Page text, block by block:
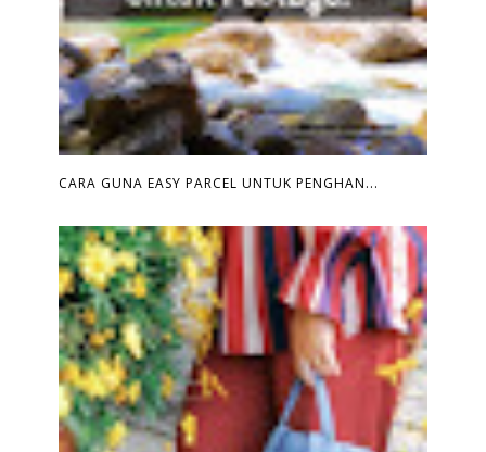
CARA GUNA EASY PARCEL UNTUK PENGHAN...